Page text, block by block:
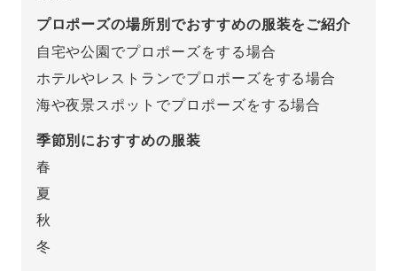
プロポーズの場所別でおすすめの服装をご紹介
自宅や公園でプロポーズをする場合
ホテルやレストランでプロポーズをする場合
海や夜景スポットでプロポーズをする場合
季節別におすすめの服装
春
夏
秋
冬
プロポーズサポートの流れ
スペシャルプロポーズイベント
アイプリモについて
ニュース